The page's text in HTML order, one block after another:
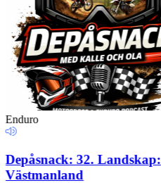
Enduro
Depåsnack: 32. Landskap:
Västmanland